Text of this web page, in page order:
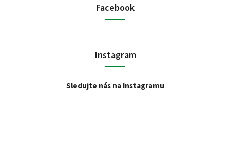
Facebook
Instagram
Sledujte nás na Instagramu